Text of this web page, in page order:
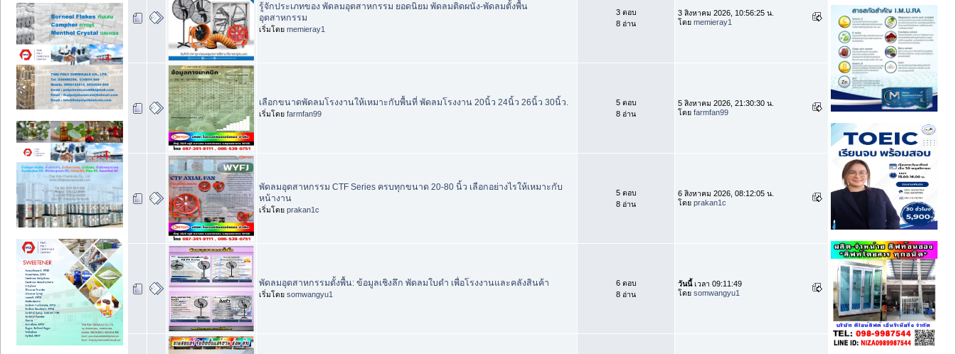
รู้จักประเภทของ พัดลมอุตสาหกรรม ยอดนิยม พัดลมติดผนัง-พัดลมตั้งพื้น
อุตสาหกรรม
เริ่มโดย memieray1
3 ตอบ
8 อ่าน
3 สิงหาคม 2026, 10:56:25 น.
โดย memieray1
เลือกขนาดพัดลมโรงงานให้เหมาะกับพื้นที่ พัดลมโรงงาน 20นิ้ว 24นิ้ว 26นิ้ว 30นิ้ว.
เริ่มโดย farmfan99
5 ตอบ
8 อ่าน
5 สิงหาคม 2026, 21:30:30 น.
โดย farmfan99
พัดลมอุตสาหกรรม CTF Series ครบทุกขนาด 20-80 นิ้ว เลือกอย่างไรให้เหมาะกับ
หน้างาน
เริ่มโดย prakan1c
5 ตอบ
8 อ่าน
6 สิงหาคม 2026, 08:12:05 น.
โดย prakan1c
พัดลมอุตสาหกรรมตั้งพื้น: ข้อมูลเชิงลึก พัดลมใบดำ เพื่อโรงงานและคลังสินค้า
เริ่มโดย somwangyu1
6 ตอบ
8 อ่าน
วันนี้เวลา 09:11:49
โดย somwangyu1